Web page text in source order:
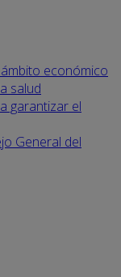
económico
salud
garantizar el
General del